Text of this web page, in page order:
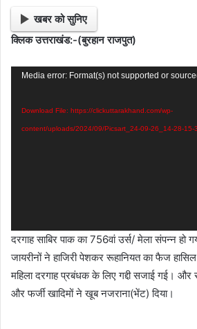
i
खबर को सुनिए
क्लिक उत्तराखंड:-(बुरहान राजपुत)
Video
Media error: Format(s) not supported or
Download File: https://clickuttarakhand.com/wp-
content/uploads/2024/09/Picsart_24-09-26_14-28-15-
दरगाह साबिर पाक का 756वां उर्स/ मेला संपन्न हो
जायरीनों ने हाजिरी पेशकर रूहानियत का फैज
महिला दरगाह प्रबंधक के लिए गद्दी सजाई गई। और
और फर्जी खादिमों ने खूब नजराना(भेंट) दिया।